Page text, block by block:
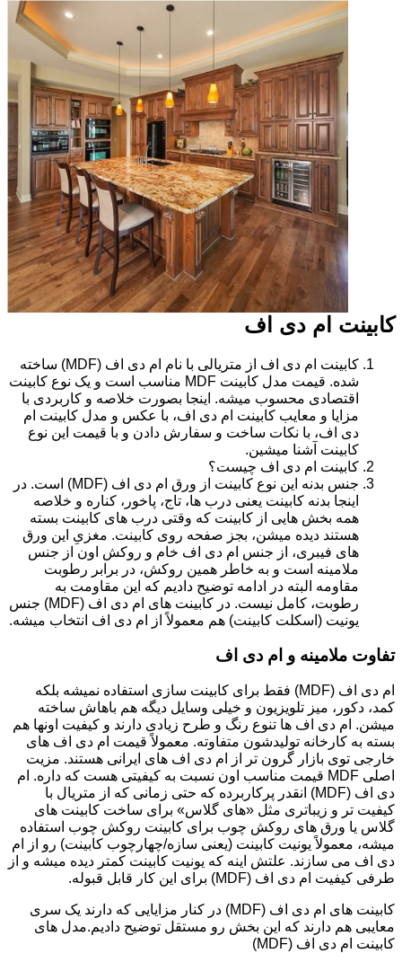
کابینت ام دی اف
کابینت ام دی اف از متریالی با نام ام دی اف (MDF) ساخته
شده. قیمت مدل کابینت MDF مناسب است و یک نوع کابینت
اقتصادی محسوب میشه. اینجا بصورت خلاصه و کاربردی با
مزایا و معایب کابینت ام دی اف، با عکس و مدل کابینت ام
دی اف، با نکات ساخت و سفارش دادن و با قیمت این نوع
کابینت آشنا میشین.
کابینت ام دی اف چیست؟
جنس بدنه این نوع کابینت از ورق ام دی اف (MDF) است. در
اینجا بدنه کابینت یعنی درب ها، تاج، پاخور، کناره و خلاصه
همه بخش هایی از کابینت که وقتی درب های کابینت بسته
هستند دیده میشن، بجز صفحه روی کابینت. مغزیِ این ورق
های فیبری، از جنس ام دی اف خام و روکش اون از جنس
ملامینه است و به خاطر همین روکش، در برابر رطوبت
مقاومه البته در ادامه توضیح دادیم که این مقاومت به
رطوبت، کامل نیست. در کابینت های ام دی اف (MDF) جنس
یونیت (اسکلت کابینت) هم معمولاً از ام دی اف انتخاب میشه.
تفاوت ملامینه و ام دی اف
ام دی اف (MDF) فقط برای کابینت سازی استفاده نمیشه بلکه
کمد، دکور، میز تلویزیون و خیلی وسایل دیگه هم باهاش ساخته
میشن. ام دی اف ها تنوع رنگ و طرح زیادی دارند و کیفیت اونها هم
بسته به کارخانه تولیدشون متفاوته. معمولاً قیمت ام دی اف های
خارجی توی بازار گرون تر از ام دی اف های ایرانی هستند. مزیت
اصلی MDF قیمت مناسب اون نسبت به کیفیتی هست که داره. ام
دی اف (MDF) انقدر پرکاربرده که حتی زمانی که از متریال با
کیفیت تر و زیباتری مثل «های گلاس» برای ساخت کابینت های
گلاس یا ورق های روکش چوب برای کابینت روکش چوب استفاده
میشه، معمولاً یونیت کابینت (یعنی سازه/چهارچوب کابینت) رو از ام
دی اف می سازند. علتش اینه که یونیت کابینت کمتر دیده میشه و از
طرفی کیفیت ام دی اف (MDF) برای این کار قابل قبوله.
کابینت های ام دی اف (MDF) در کنار مزایایی که دارند یک سری
معایبی هم دارند که این بخش رو مستقل توضیح دادیم.مدل های
کابینت ام دی اف (MDF)